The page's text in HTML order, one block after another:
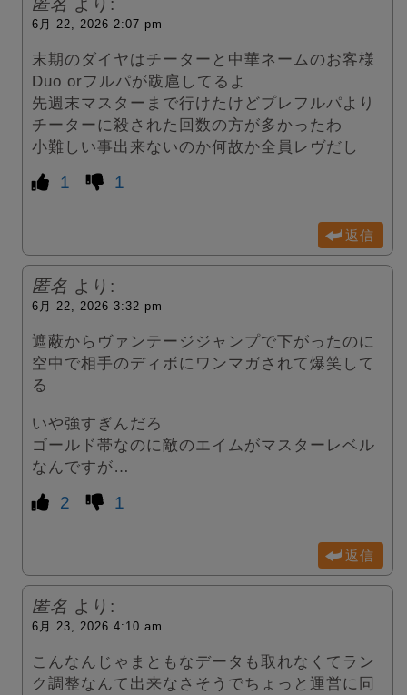
6月 22, 2026 2:07 pm
末期のダイヤはチーターと中華ネームのお客様
Duo orフルパが跋扈してるよ
先週末マスターまで行けたけどプレフルパより
チーターに殺された回数の方が多かったわ
小難しい事出来ないのか何故か全員レヴだし
1 1
返信
匿名 より:
6月 22, 2026 3:32 pm
遮蔽からヴァンテージジャンプで下がったのに
空中で相手のディボにワンマガされて爆笑して
る
いや強すぎんだろ
ゴールド帯なのに敵のエイムがマスターレベル
なんですが…
2 1
返信
匿名 より:
6月 23, 2026 4:10 am
こんなんじゃまともなデータも取れなくてラン
ク調整なんて出来なさそうでちょっと運営に同